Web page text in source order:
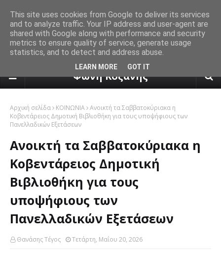
πρόγνωση καιρού από το
Φωνή Κοζάνης
Αρχική σελίδα ΚΟΙΝΩΝΙΑ Ανοικτή τα Σαββατοκύριακα η
Κοβεντάρειος Δημοτική Βιβλιοθήκη για τους υποψήφιους των
Πανελλαδικών Εξετάσεων
Ανοικτή τα Σαββατοκύριακα η
Κοβεντάρειος Δημοτική
Βιβλιοθήκη για τους
υποψήφιους των
Πανελλαδικών Εξετάσεων
Θανάσης Τέγος Τετάρτη, Μαΐου 20, 2026
This site uses cookies from Google to deliver its services
and to analyze traffic. Your IP address and user-agent are
shared with Google along with performance and security
metrics to ensure quality of service, generate usage
statistics, and to detect and address abuse.
LEARN MORE GOT IT